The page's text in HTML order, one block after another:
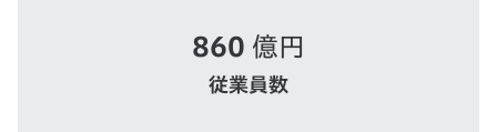
860 億円
従業員数